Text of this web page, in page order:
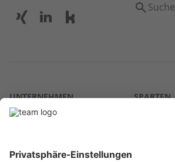
Suche
UNTERNEHMEN
Über uns
Karriere
SPARTEN